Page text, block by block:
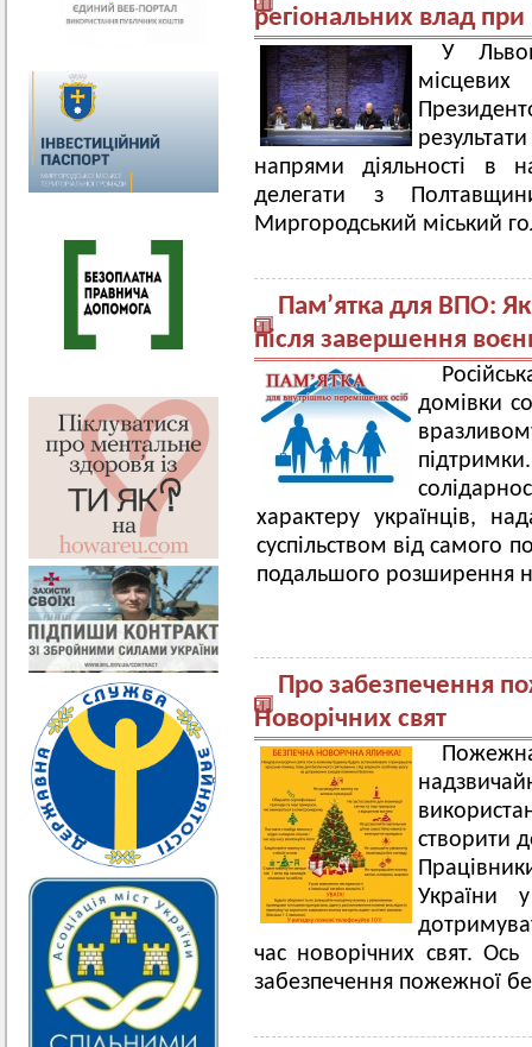
регіональних влад
У
напрями діяльності в
делегати з
Миргородський міський
Пам’ятка для ВПО: Як
після завершення
домівки
характеру українців,
суспільством від самого
подальшого розширення
Про забезпечення
Новорічних свят
створити
України
час новорічних свят.
забезпечення пожежної